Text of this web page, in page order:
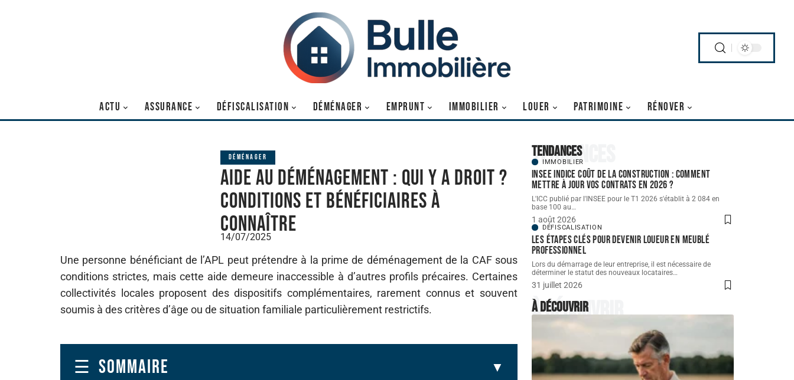
ACTU ASSURANCE DÉFISCALISATION DÉMÉNAGER EMPRUNT IMMOBILIER LOUER PATRIMOINE RÉNOVER
DÉMÉNAGER
Aide au déménagement : qui y a droit ?
Conditions et bénéficiaires à
connaître
14/07/2025
Une personne bénéficiant de l’APL peut prétendre à la prime de déménagement de la CAF sous
conditions strictes, mais cette aide demeure inaccessible à d’autres profils précaires. Certaines
collectivités locales proposent des dispositifs complémentaires, rarement connus et souvent
soumis à des critères d’âge ou de situation familiale particulièrement restrictifs.
SOMMAIRE
Tendances
Tendances
IMMOBILIER
INSEE indice coût de la construction : comment
mettre à jour vos contrats en 2026 ?
L'ICC publié par l'INSEE pour le T1 2026 s'établit à 2 084 en
base 100 au…
1 août 2026
DÉFISCALISATION
Les étapes clés pour devenir loueur en meublé
professionnel
Lors du démarrage de leur entreprise, il est nécessaire de
déterminer le statut des nouveaux locataires…
31 juillet 2026
À découvrir
À découvrir